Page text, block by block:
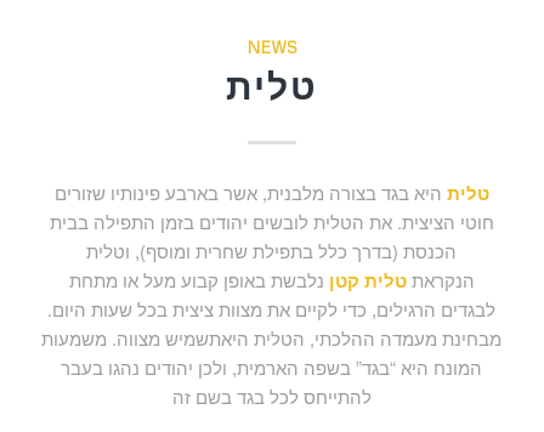
NEWS
טלית
טלית היא בגד בצורה מלבנית, אשר בארבע פינותיו שזורים
חוטי הציצית. את הטלית לובשים יהודים בזמן התפילה בבית
הכנסת (בדרך כלל בתפילת שחרית ומוסף), וטלית
הנקראתטלית קטן נלבשת באופן קבוע מעל או מתחת
לבגדים הרגילים, כדי לקיים את מצוות ציצית בכל שעות היום.
מבחינת מעמדה ההלכתי, הטלית היאתשמיש מצווה. משמעות
המונח היא “בגד” בשפה הארמית, ולכן יהודים נהגו בעבר
להתייחס לכל בגד בשם זה